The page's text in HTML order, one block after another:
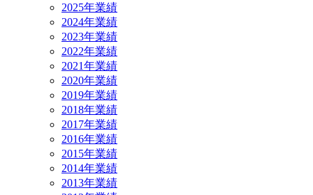
2025年業績
2024年業績
2023年業績
2022年業績
2021年業績
2020年業績
2019年業績
2018年業績
2017年業績
2016年業績
2015年業績
2014年業績
2013年業績